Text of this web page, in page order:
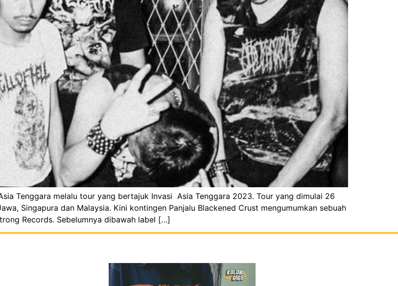
Tenggara melalu tour yang bertajuk Invasi Asia Tenggara 2023. Tour yang dimulai 26
Singapura dan Malaysia. Kini kontingen Panjalu Blackened Crust mengumumkan sebuah
Records. Sebelumnya dibawah label […]